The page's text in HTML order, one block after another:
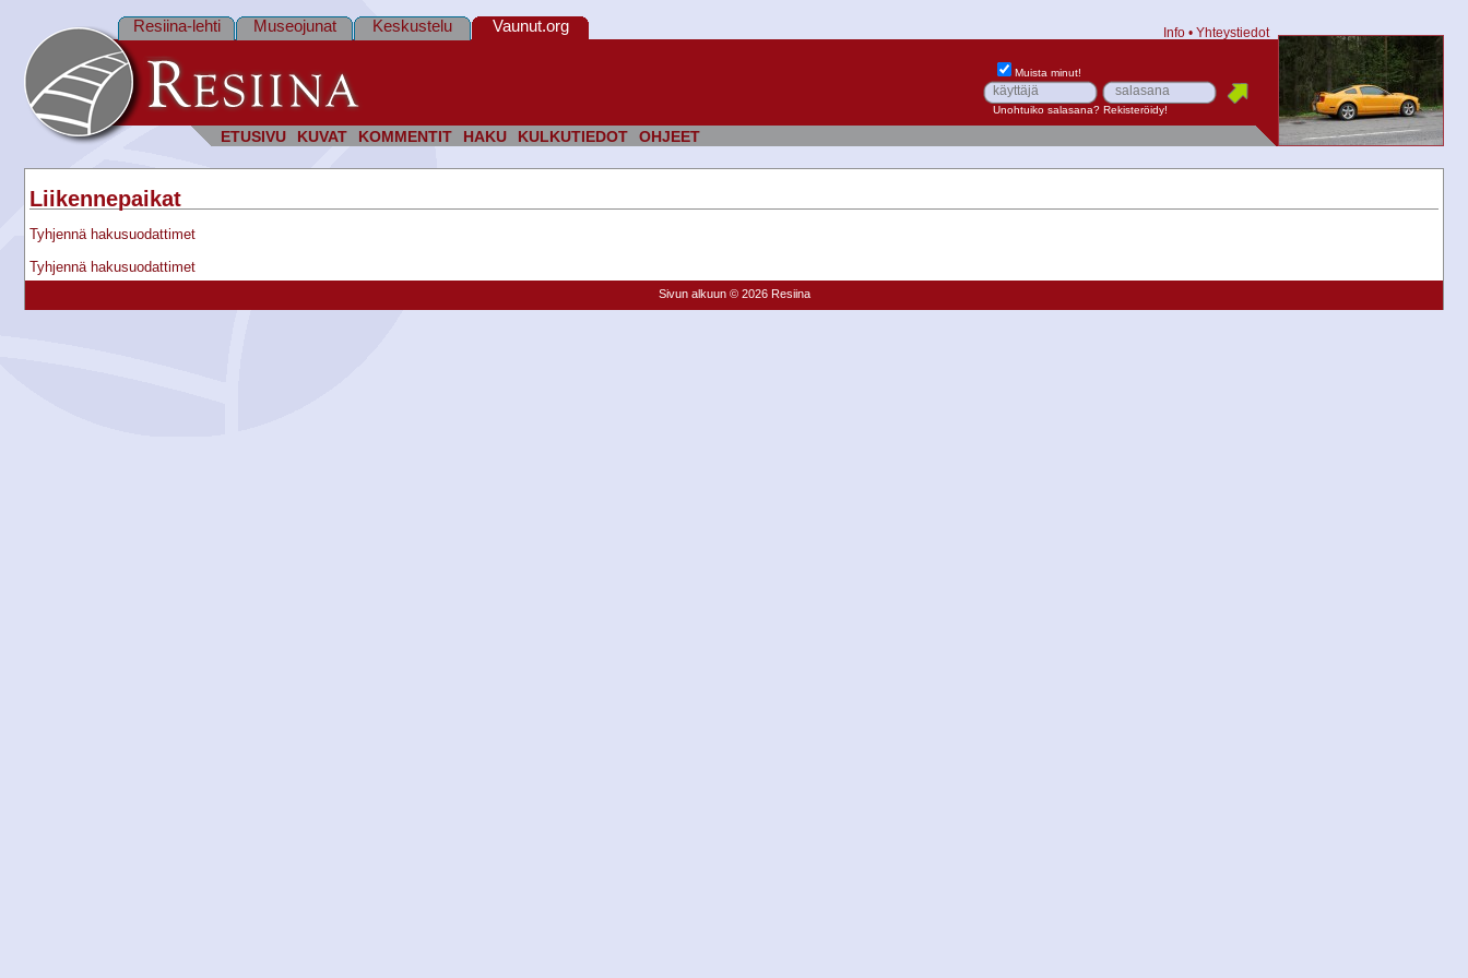
ETUSIVU KUVAT KOMMENTIT HAKU KULKUTIEDOT OHJEET
Resiina-lehti Museojunat Keskustelu Vaunut.org Info • Yhteystiedot
Muista minut!
Unohtuiko salasana? Rekisteröidy!
Liikennepaikat
Tyhjennä hakusuodattimet
Tyhjennä hakusuodattimet
Sivun alkuun © 2026 Resiina